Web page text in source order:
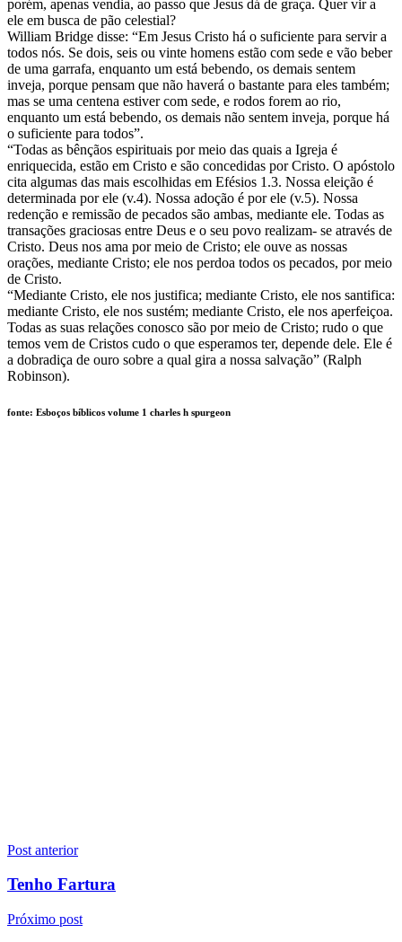
porém, apenas vendia, ao passo que Jesus dá de graça. Quer vir a
ele em busca de pão celestial?
William Bridge disse: “Em Jesus Cristo há o suficiente para servir a
todos nós. Se dois, seis ou vinte homens estão com sede e vão beber
de uma garrafa, enquanto um está bebendo, os demais sentem
inveja, porque pensam que não haverá o bastante para eles também;
mas se uma centena estiver com sede, e rodos forem ao rio,
enquanto um está bebendo, os demais não sentem inveja, porque há
o suficiente para todos”.
“Todas as bênçãos espirituais por meio das quais a Igreja é
enriquecida, estão em Cristo e são concedidas por Cristo. O apóstolo
cita algumas das mais escolhidas em Efésios 1.3. Nossa eleição é
determinada por ele (v.4). Nossa adoção é por ele (v.5). Nossa
redenção e remissão de pecados são ambas, mediante ele. Todas as
transações graciosas entre Deus e o seu povo realizam- se através de
Cristo. Deus nos ama por meio de Cristo; ele ouve as nossas
orações, mediante Cristo; ele nos perdoa todos os pecados, por meio
de Cristo.
“Mediante Cristo, ele nos justifica; mediante Cristo, ele nos santifica:
mediante Cristo, ele nos sustém; mediante Cristo, ele nos aperfeiçoa.
Todas as suas relações conosco são por meio de Cristo; rudo o que
temos vem de Cristos cudo o que esperamos ter, depende dele. Ele é
a dobradiça de ouro sobre a qual gira a nossa salvação” (Ralph
Robinson).
fonte: Esboços bíblicos volume 1 charles h spurgeon
Navegação
de
Post anterior
Tenho Fartura
Próximo post